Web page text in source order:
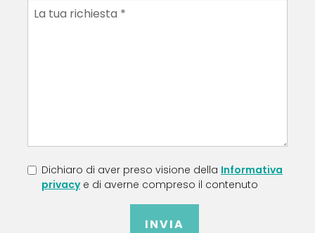
Dichiaro di aver preso visione della Informativa
privacye di averne compreso il contenuto
INVIA